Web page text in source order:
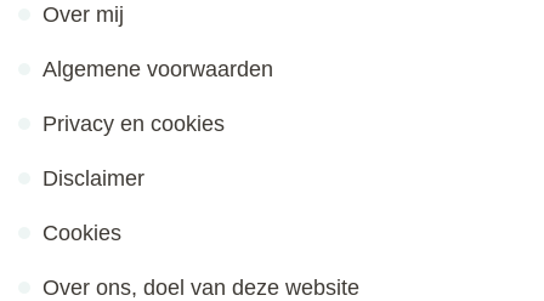
Over mij
Algemene voorwaarden
Privacy en cookies
Disclaimer
Cookies
Over ons, doel van deze website